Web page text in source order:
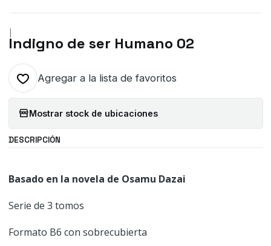
|
Indigno de ser Humano 02
Agregar a la lista de favoritos
Mostrar stock de ubicaciones
DESCRIPCIÓN
Basado en la novela de Osamu Dazai
Serie de 3 tomos
Formato B6 con sobrecubierta